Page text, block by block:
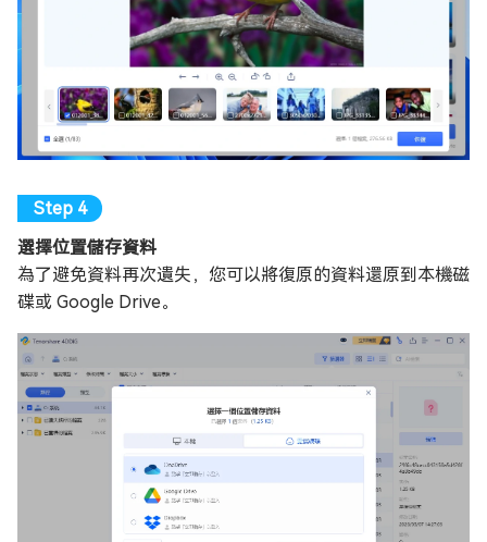
選擇位置儲存資料
為了避免資料再次遺失，您可以將復原的資料還原到本機磁
碟或 Google Drive。